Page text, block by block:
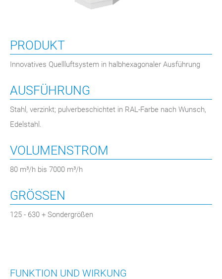
PRODUKT
Innovatives Quellluftsystem in halbhexagonaler Ausführung
AUSFÜHRUNG
Stahl, verzinkt; pulverbeschichtet in RAL-Farbe nach Wunsch,
Edelstahl.
VOLUMENSTROM
80 m³/h bis 7000 m³/h
GRÖSSEN
125 - 630 + Sondergrößen
FUNKTION UND WIRKUNG